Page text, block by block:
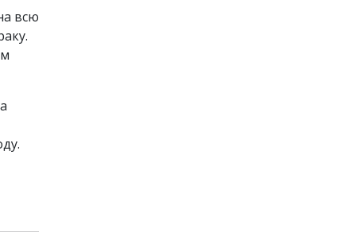
всю